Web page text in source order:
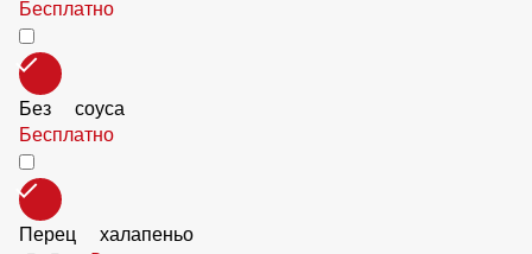
Без свежего огурца
Бесплатно
Без соуса
Бесплатно